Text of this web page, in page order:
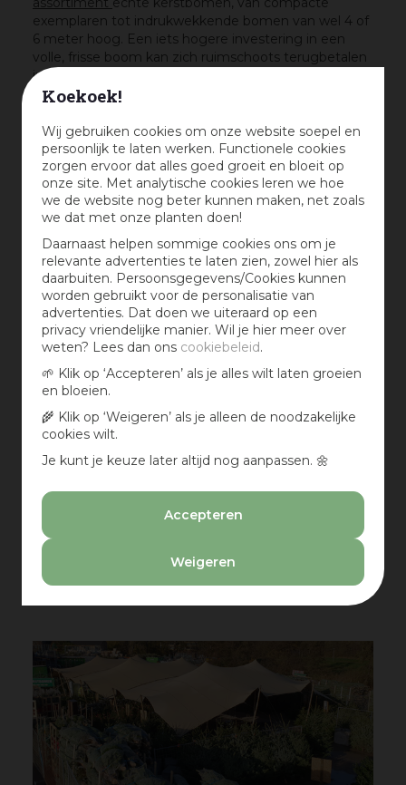
Koekoek!
Wij gebruiken cookies om onze website soepel en
persoonlijk te laten werken. Functionele cookies
zorgen ervoor dat alles goed groeit en bloeit op
onze site. Met analytische cookies leren we hoe
we de website nog beter kunnen maken, net zoals
we dat met onze planten doen!
Daarnaast helpen sommige cookies ons om je
relevante advertenties te laten zien, zowel hier als
daarbuiten. Persoonsgegevens/Cookies kunnen
worden gebruikt voor de personalisatie van
advertenties. Dat doen we uiteraard op een
privacy vriendelijke manier. Wil je hier meer over
weten? Lees dan ons cookiebeleid.
🌱 Klik op ‘Accepteren’ als je alles wilt laten groeien
en bloeien.
🌾 Klik op ‘Weigeren’ als je alleen de noodzakelijke
cookies wilt.
Je kunt je keuze later altijd nog aanpassen. 🌼
Accepteren
Weigeren
exemplaren tot indrukwekkende bomen van wel 4 of
6 meter hoog. Een iets hogere investering in een
volle, frisse boom kan zich ruimschoots terugbetalen
in uitstraling en duurzaamheid.
Huisdieren en de kerstboom
Voor huishoudens met katten kan de kerstboom een
uitdagende toevoeging zijn. Een natuurlijke manier
om katten op afstand te houden is het plaatsen van
een schaaltje met een opengesneden citroen
(eventueel met kruidnagels) bij de boom. Katten
houden over het algemeen niet van deze geur. Hang
daarnaast kwetsbare ornamenten hoger in de boom
en kies onderin voor onbreekbare decoraties van hout
of kunststof.
Kunstboom of echt?
Hoewel kunstbomen gemiddeld zes tot tien jaar
meegaan, is de milieubelasting bij productie en
afvalverwerking hoger dan bij een echte boom. Bij
langdurig gebruik kan die impact worden
geur van echte dennennaalden, blijft een unieke
eigenschap van een echte boom.
Een echte kerstboom zorgt voor sfeer en
gezelligheid, mits je hem goed verzorgt en op de
juiste plek in huis zet. Door op een aantal zaken te
letten, zoals water geven, acclimatiseren en
beschermen tegen vloerverwarming, geniet je